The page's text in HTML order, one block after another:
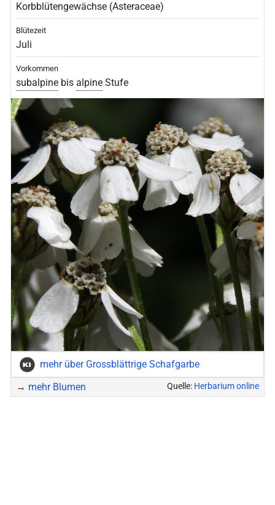
Korbblütengewächse (Asteraceae)
Blütezeit
Juli
Vorkommen
subalpine bis alpine Stufe
mehr über Grossblättrige Schafgarbe
→ mehr Blumen Quelle: Herbarium online